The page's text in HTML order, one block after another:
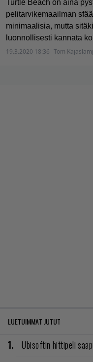
Turtle Beach on aina
pelitarvikemaailman
minimaalisia, mutta
luonnollisesti kannata
19.3.2020 18:36 Tom
LUETUIMMAT JUTUT
Ubisoftin hittipeli